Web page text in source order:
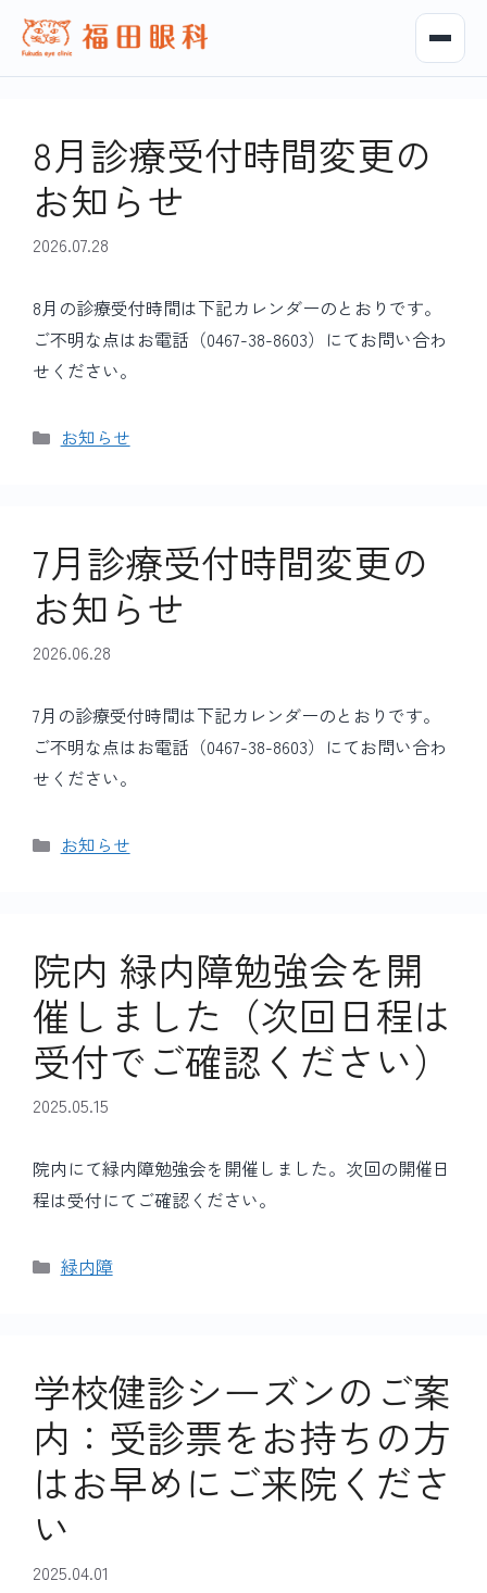
8月診療受付時間変更の
お知らせ
2026.07.28
8月の診療受付時間は下記カレンダーのとおりです。
ご不明な点はお電話（0467-38-8603）にてお問い合わ
せください。
カ
お知らせ
7月診療受付時間変更の
お知らせ
2026.06.28
7月の診療受付時間は下記カレンダーのとおりです。
ご不明な点はお電話（0467-38-8603）にてお問い合わ
せください。
カ
お知らせ
院内 緑内障勉強会を開
催しました（次回日程は
受付でご確認ください）
2025.05.15
院内にて緑内障勉強会を開催しました。次回の開催日
程は受付にてご確認ください。
カ
緑内障
学校健診シーズンのご案
内：受診票をお持ちの方
はお早めにご来院くださ
い
2025.04.01